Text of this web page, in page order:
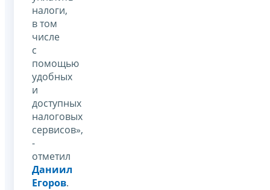
налоги,
в том
числе
с
помощью
удобных
и
доступных
налоговых
сервисов»,
-
отметил
Даниил
Егоров.